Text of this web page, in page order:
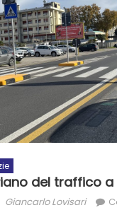
del traffico a
Giancarlo Lovisari